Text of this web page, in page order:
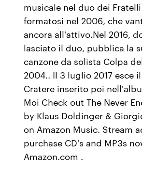
musicale nel duo dei
formatosi nel 2006, che
ancora all'attivo.Nel 2016,
lasciato il duo, pubblica la
canzone da solista Colpa
2004.. Il 3 luglio 2017 esce
Cratere inserito poi
Moi Check out The Never
by Klaus Doldinger &
on Amazon Music. Stream
purchase CD's and MP3s
Amazon.com .